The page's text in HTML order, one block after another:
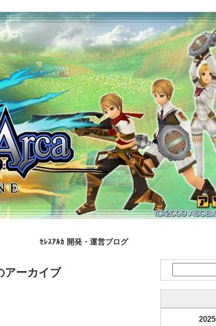
ｾﾚｽｱﾙｶ 開発・運営ブログ
アーカイブ